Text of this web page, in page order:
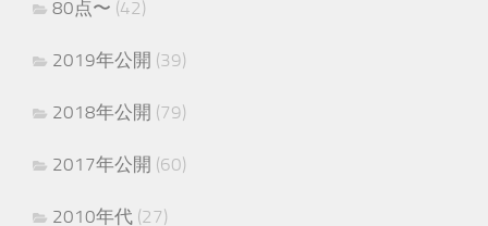
80点〜 (42)
2019年公開 (39)
2018年公開 (79)
2017年公開 (60)
2010年代 (27)